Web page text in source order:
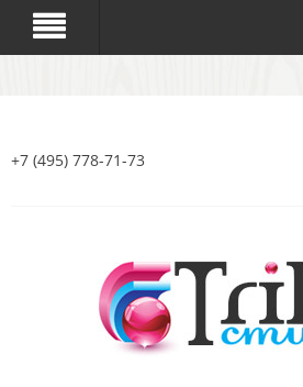
+7 (495) 778-71-73